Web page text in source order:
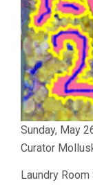
Sunday, May
Curator
Laundry